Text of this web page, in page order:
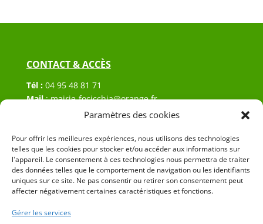
Paramètres des cookies
Pour offrir les meilleures expériences, nous utilisons des technologies
telles que les cookies pour stocker et/ou accéder aux informations sur
l'appareil. Le consentement à ces technologies nous permettra de traiter
des données telles que le comportement de navigation ou les identifiants
uniques sur ce site. Ne pas consentir ou retirer son consentement peut
affecter négativement certaines caractéristiques et fonctions.
Gérer les services
CONTACT & ACCÈS
Tél : 04 95 48 81 71
Mail:mairie-focicchia@orange.fr
Hôtel de ville de Focicchia
20212 Focicchia